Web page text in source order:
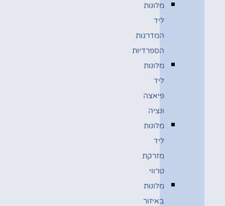
מלונות
ליד
המדרגות
הספרדיות
מלונות
ליד
פיאצה
ונציה
מלונות
ליד
מזרקת
טרווי
מלונות
באיזור